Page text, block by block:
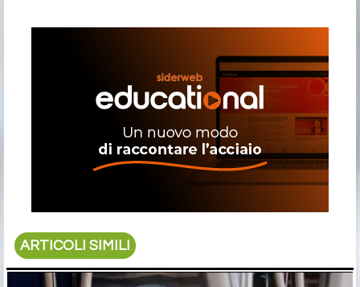
ARTICOLI SIMILI